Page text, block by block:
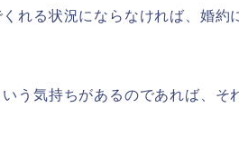
くれる状況にならなければ、婚約
いう気持ちがあるのであれば、そ